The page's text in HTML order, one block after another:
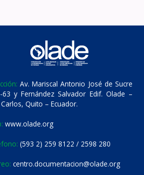
Av. Mariscal Antonio José de Sucre
63 y Fernández Salvador Edif. Olade –
Quito – Ecuador.
www.olade.org
(593 2) 259 8122 / 2598 280
centro.documentacion@olade.org